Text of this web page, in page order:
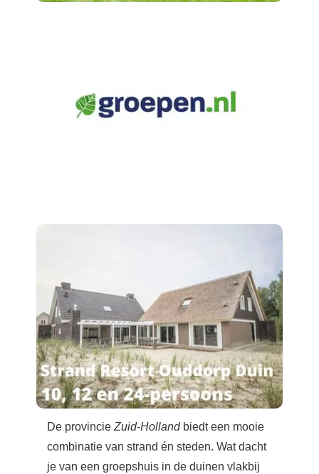
De provincie Zuid-Hollandbiedt een mooie
combinatie van strand én steden. Wat dacht
je van een groepshuis in de duinen vlakbij